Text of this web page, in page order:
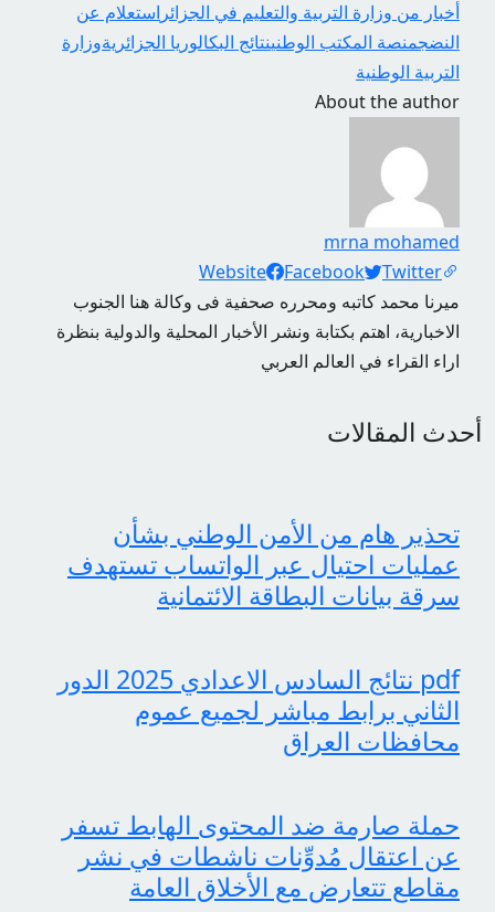
أخبار من وزارة التربية والتعليم في الجزائر استعلام عن
النضجمنصة المكتب الوطنينتائج البكالوريا الجزائريةوزارة
التربية الوطنية
About the author
mrna mohamed
Social Links
Website Facebook
Twitter
ميرنا محمد كاتبه ومحرره صحفية فى وكالة هنا الجنوب
الاخبارية، اهتم بكتابة ونشر الأخبار المحلية والدولية بنظرة
اراء القراء في العالم العربي
أحدث المقالات
تحذير هام من الأمن الوطني بشأن
عمليات احتيال عبر الواتساب تستهدف
سرقة بيانات البطاقة الائتمانية
pdf نتائج السادس الاعدادي 2025 الدور
الثاني برابط مباشر لجميع عموم
محافظات العراق
حملة صارمة ضد المحتوى الهابط تسفر
عن اعتقال مُدوِّنات ناشطات في نشر
مقاطع تتعارض مع الأخلاق العامة